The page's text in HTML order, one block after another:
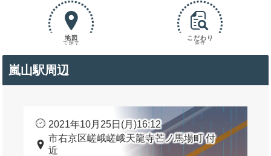
地図
で探す
こだわり
条件
嵐山駅周辺
2021年10月25日(月)16:12
市右京区嵯峨嵯峨天龍寺芒ノ馬場町 付
近